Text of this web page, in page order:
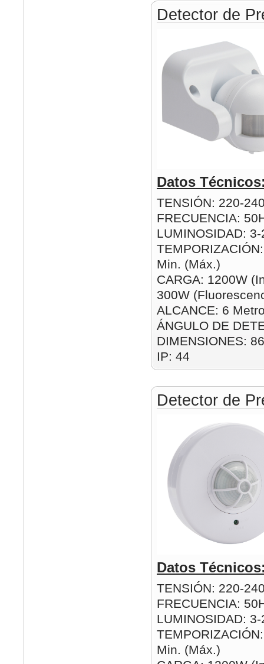
Detector de
Datos
TENSIÓN: 220-
FRECUENCIA:
LUMINOSIDAD:
Min. (Máx.)
CARGA: 1200W
300W
ALCANCE: 6
ÁNGULO DE
DIMENSIONES:
IP: 44
Detector de
Datos
TENSIÓN: 220-
FRECUENCIA:
LUMINOSIDAD:
Min. (Máx.)